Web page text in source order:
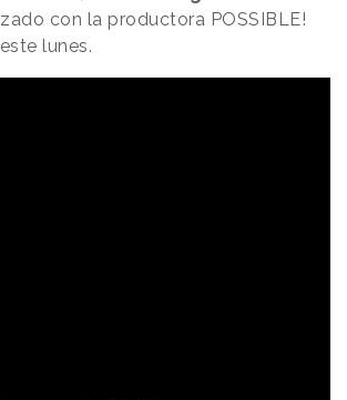
con la productora POSSIBLE!
lunes.